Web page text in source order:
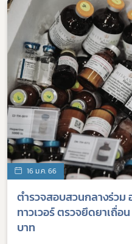
16 ม.ค. 66
ตำรวจสอบสวนกลางร่วม
ทาวเวอร์ ตรวจยึดยาเถื่อ
บาท